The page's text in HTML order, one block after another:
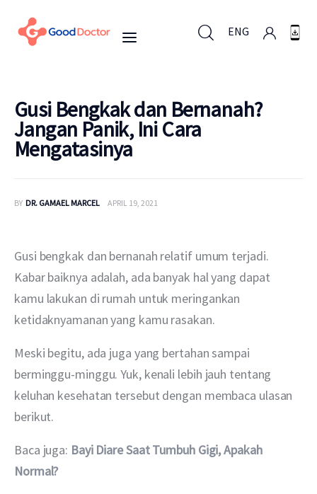
ENG
ENG
Untuk Bisnis
Berita
Layanan
Gusi Bengkak dan Bernanah?
Jangan Panik, Ini Cara
Mengatasinya
BY DR. GAMAEL MARCEL APRIL 19, 2021
Gusi bengkak dan bernanah relatif umum terjadi.
Kabar baiknya adalah, ada banyak hal yang dapat
kamu lakukan di rumah untuk meringankan
ketidaknyamanan yang kamu rasakan.
Meski begitu, ada juga yang bertahan sampai
berminggu-minggu. Yuk, kenali lebih jauh tentang
keluhan kesehatan tersebut dengan membaca ulasan
berikut.
Baca juga: Bayi Diare Saat Tumbuh Gigi, Apakah
Normal?